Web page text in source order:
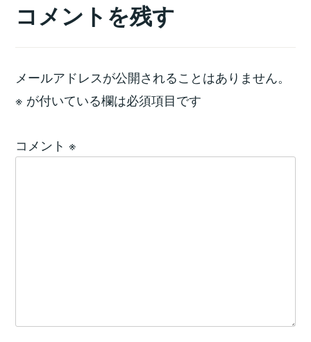
コメントを残す
メールアドレスが公開されることはありません。
※ が付いている欄は必須項目です
コメント ※